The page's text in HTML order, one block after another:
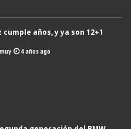
años, y ya son 12+1
4 años ago